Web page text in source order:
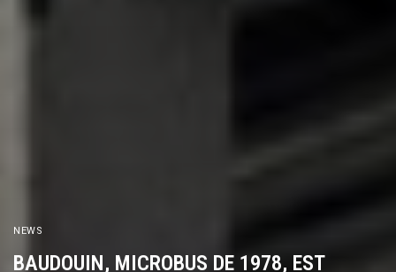
NEWS
BAUDOUIN, MICROBUS DE 1978, EST